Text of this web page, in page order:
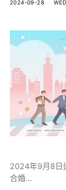
2024-09-28
2024年9月8日
合婚…